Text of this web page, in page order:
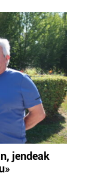
jendeak